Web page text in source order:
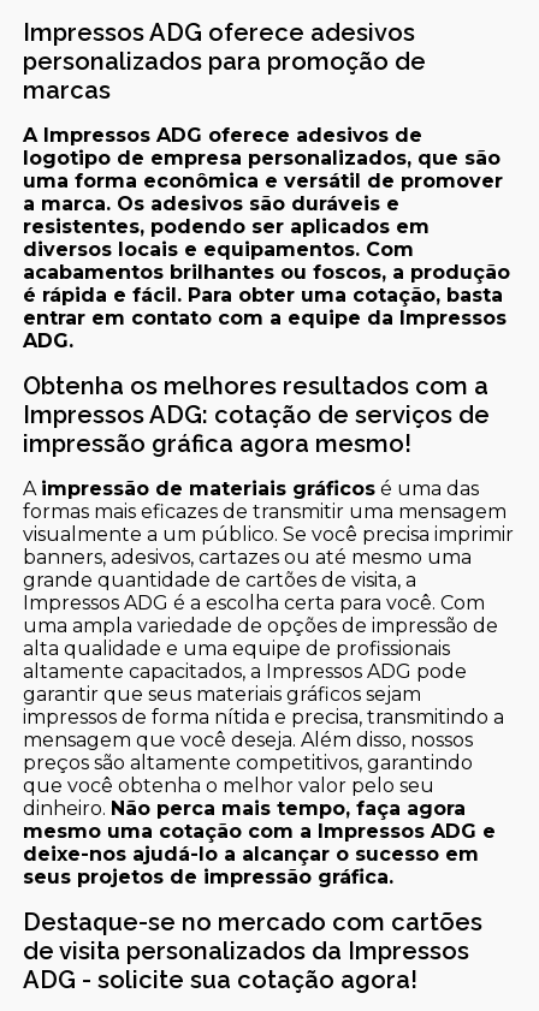
Impressos ADG oferece adesivos
personalizados para promoção de
marcas
A Impressos ADG oferece adesivos de
logotipo de empresa personalizados, que são
uma forma econômica e versátil de promover
a marca. Os adesivos são duráveis e
resistentes, podendo ser aplicados em
diversos locais e equipamentos. Com
acabamentos brilhantes ou foscos, a produção
é rápida e fácil. Para obter uma cotação, basta
entrar em contato com a equipe da Impressos
ADG.
Obtenha os melhores resultados com a
Impressos ADG: cotação de serviços de
impressão gráfica agora mesmo!
A impressão de materiais gráficos é uma das
formas mais eficazes de transmitir uma mensagem
visualmente a um público. Se você precisa imprimir
banners, adesivos, cartazes ou até mesmo uma
grande quantidade de cartões de visita, a
Impressos ADG é a escolha certa para você. Com
uma ampla variedade de opções de impressão de
alta qualidade e uma equipe de profissionais
altamente capacitados, a Impressos ADG pode
garantir que seus materiais gráficos sejam
impressos de forma nítida e precisa, transmitindo a
mensagem que você deseja. Além disso, nossos
preços são altamente competitivos, garantindo
que você obtenha o melhor valor pelo seu
dinheiro. Não perca mais tempo, faça agora
mesmo uma cotação com a Impressos ADG e
deixe-nos ajudá-lo a alcançar o sucesso em
seus projetos de impressão gráfica.
Destaque-se no mercado com cartões
de visita personalizados da Impressos
ADG - solicite sua cotação agora!